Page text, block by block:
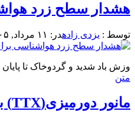
هشدار سطح زرد
توسط : یزدی زادهدر: ۱۱ مرداد, ۱۴۰۵
وزش باد شدید و گردوخاک تا
متن
مانور دورمیزی(TTX) با سناریوی پاسخ حوزه سلامت استان کرمان در شرایط بحران